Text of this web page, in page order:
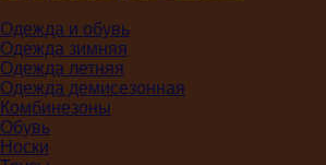
Одежда и обувь
Одежда зимняя
Одежда летняя
Одежда демисезонная
Комбинезоны
Обувь
Носки